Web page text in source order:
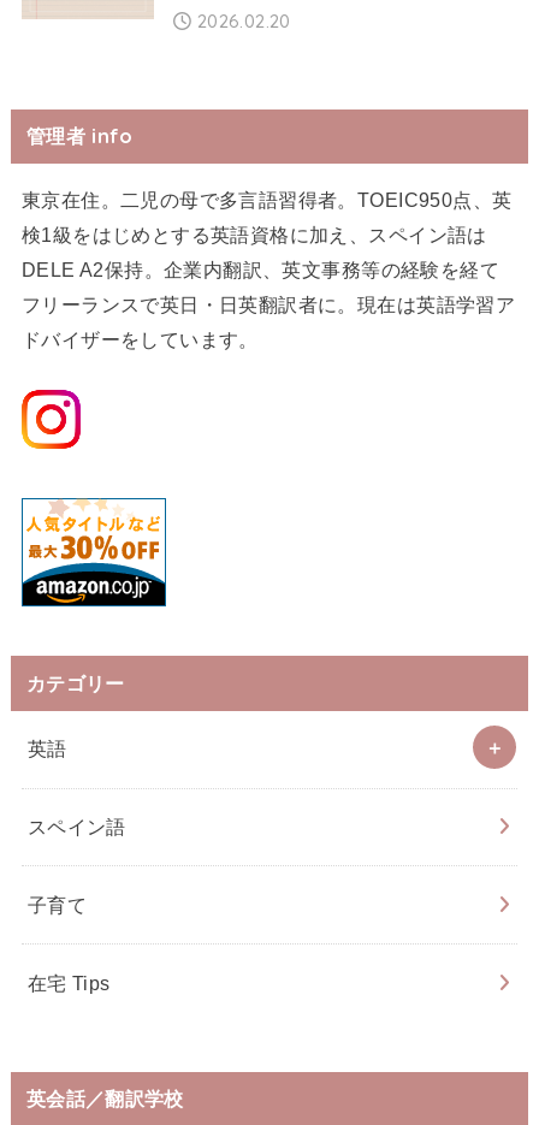
2026.02.20
管理者 info
東京在住。二児の母で多言語習得者。TOEIC950点、英
検1級をはじめとする英語資格に加え、スペイン語は
DELE A2保持。企業内翻訳、英文事務等の経験を経て
フリーランスで英日・日英翻訳者に。現在は英語学習ア
ドバイザーをしています。
カテゴリー
英語
スペイン語
子育て
在宅 Tips
英会話／翻訳学校